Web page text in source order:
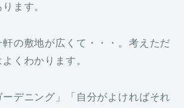
ます。
の敷地が広くて・・・。考えただ
くわかります。
ーデニング」「自分がよければそれ